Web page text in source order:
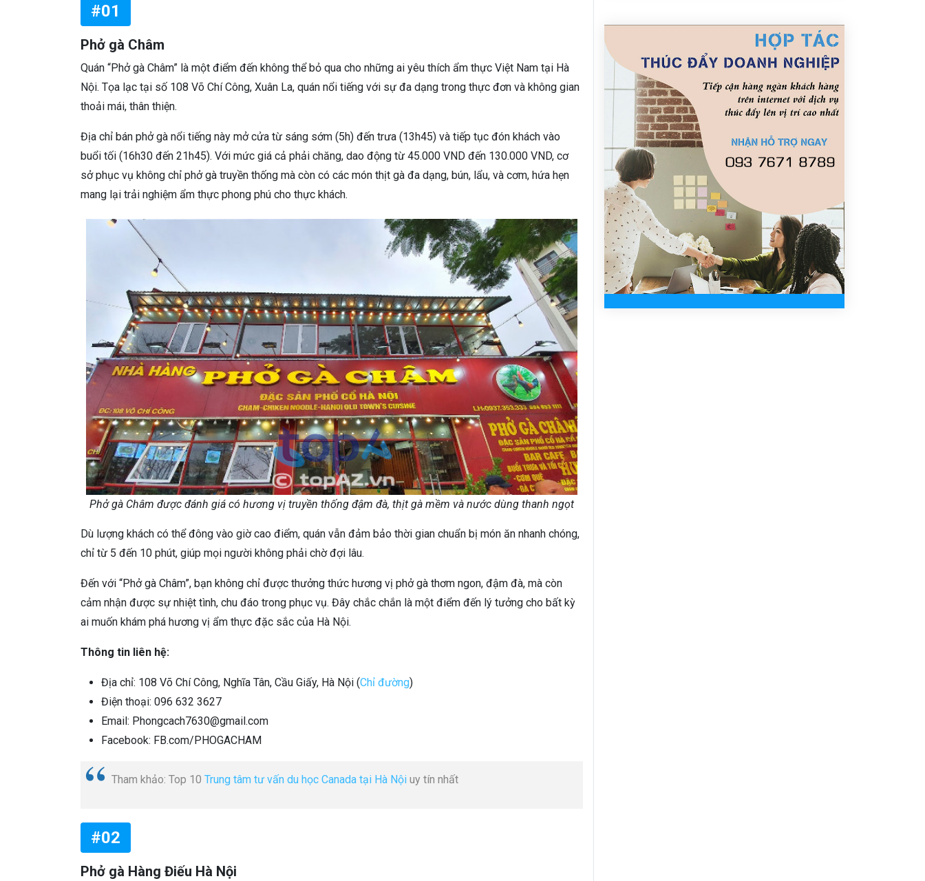
#01
Phở gà Châm
Quán “Phở gà Châm” là một điểm đến không thể bỏ qua cho những ai yêu thích ẩm thực Việt Nam tại Hà
Nội. Tọa lạc tại số 108 Võ Chí Công, Xuân La, quán nổi tiếng với sự đa dạng trong thực đơn và không gian
thoải mái, thân thiện.
Địa chỉ bán phở gà nổi tiếng này mở cửa từ sáng sớm (5h) đến trưa (13h45) và tiếp tục đón khách vào
buổi tối (16h30 đến 21h45). Với mức giá cả phải chăng, dao động từ 45.000 VND đến 130.000 VND, cơ
sở phục vụ không chỉ phở gà truyền thống mà còn có các món thịt gà đa dạng, bún, lẩu, và cơm, hứa hẹn
mang lại trải nghiệm ẩm thực phong phú cho thực khách.
Phở gà Châm được đánh giá có hương vị truyền thống đậm đà, thịt gà mềm và nước dùng thanh ngọt
Dù lượng khách có thể đông vào giờ cao điểm, quán vẫn đảm bảo thời gian chuẩn bị món ăn nhanh chóng,
chỉ từ 5 đến 10 phút, giúp mọi người không phải chờ đợi lâu.
Đến với “Phở gà Châm”, bạn không chỉ được thưởng thức hương vị phở gà thơm ngon, đậm đà, mà còn
cảm nhận được sự nhiệt tình, chu đáo trong phục vụ. Đây chắc chắn là một điểm đến lý tưởng cho bất kỳ
ai muốn khám phá hương vị ẩm thực đặc sắc của Hà Nội.
Thông tin liên hệ:
Địa chỉ: 108 Võ Chí Công, Nghĩa Tân, Cầu Giấy, Hà Nội (Chỉ đường)
Điện thoại: 096 632 3627
Email: Phongcach7630@gmail.com
Facebook: FB.com/PHOGACHAM
Tham khảo: Top 10 Trung tâm tư vấn du học Canada tại Hà Nội uy tín nhất
#02
Phở gà Hàng Điếu Hà Nội